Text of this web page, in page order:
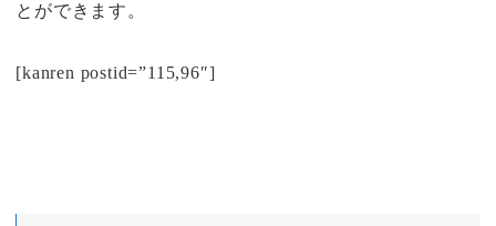
とができます。
[kanren postid=”115,96″]